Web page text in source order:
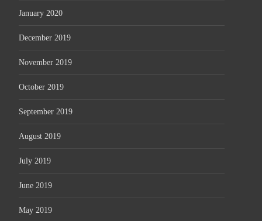
January 2020
December 2019
November 2019
October 2019
September 2019
August 2019
July 2019
June 2019
May 2019